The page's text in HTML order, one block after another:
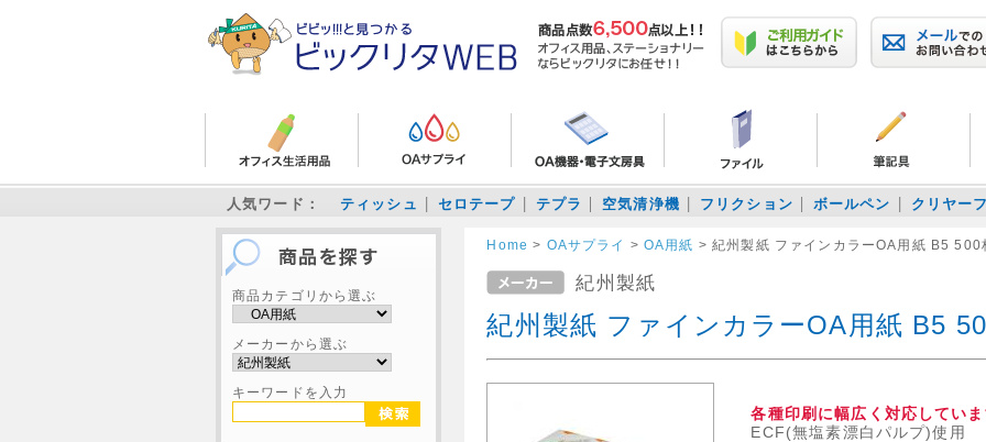
人気ワード： ティッシュ セロテープ テプラ 空気清浄機 フリクション ボールペン クリヤー
商品カテゴリから選ぶ
メーカーから選ぶ
キーワードを入力
Home > OAサプライ >OA用紙 >紀州製紙 ファインカラーOA用紙 B5 500
紀州製紙
紀州製紙 ファインカラーOA用紙 B5
各種印刷に幅広く対応してい
ECF(無塩素漂白パルプ)使用